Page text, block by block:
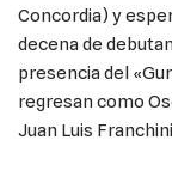
Concordia) y
decena de
presencia del
regresan como
Juan Luis